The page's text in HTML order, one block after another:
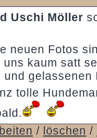
Uschi Möller
neuen Fotos
uns kaum satt
und
tolle
/ löschen /